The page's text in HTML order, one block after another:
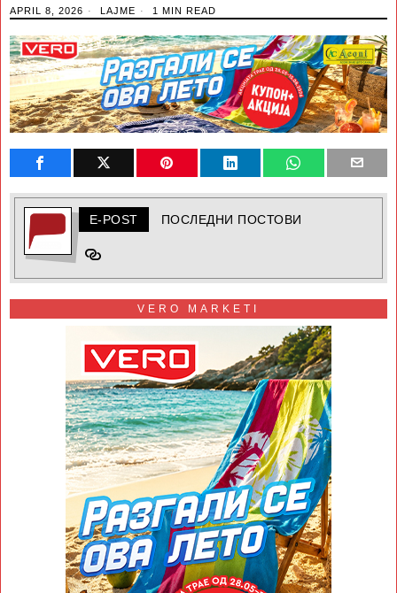
APRIL 8, 2026 LAJME 1 MIN READ
E-POST ПОСЛЕДНИ ПОСТОВИ
VERO MARKETI